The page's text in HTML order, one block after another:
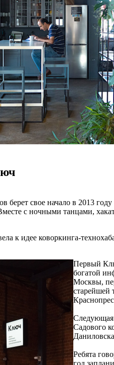
берет свое начало в 2013
с ночными танцами,
к идее коворкинга-
Первый
богатой
Москвы,
старейшей
Следующая
Садового
Ребята
год